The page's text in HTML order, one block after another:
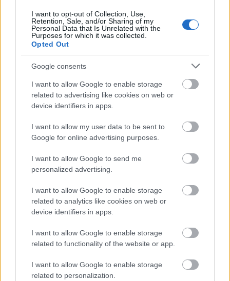
I want to opt-out of Collection, Use,
Retention, Sale, and/or Sharing of my
Personal Data that Is Unrelated with the
Purposes for which it was collected.
Opted Out
Google consents
I want to allow Google to enable storage
related to advertising like cookies on web or
device identifiers in apps.
I want to allow my user data to be sent to
Google for online advertising purposes.
I want to allow Google to send me
personalized advertising.
I want to allow Google to enable storage
related to analytics like cookies on web or
device identifiers in apps.
I want to allow Google to enable storage
related to functionality of the website or app.
I want to allow Google to enable storage
related to personalization.
GLAMOUR HOROSZKÓP
Napi horoszkóp: Az Oroszlán
állásajánlatot kap, a Bak megtalálja a
nagy Ő-t - január 28.
GLAMOUR HOROSZKÓP
Minden csillagjegynek van